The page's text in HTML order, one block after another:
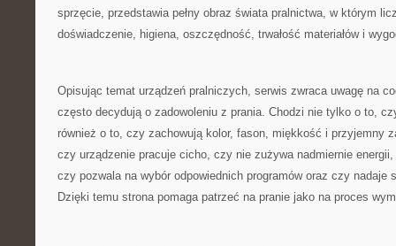
sprzęcie, przedstawia pełny obraz świata pralnictwa, w którym
doświadczenie, higiena, oszczędność, trwałość materiałów i
Opisując temat urządzeń pralniczych, serwis zwraca uwagę na
często decydują o zadowoleniu z prania. Chodzi nie tylko o to,
również o to, czy zachowują kolor, fason, miękkość i przyjemny
czy urządzenie pracuje cicho, czy nie zużywa nadmiernie energii,
czy pozwala na wybór odpowiednich programów oraz czy nadaje
Dzięki temu strona pomaga patrzeć na pranie jako na proces